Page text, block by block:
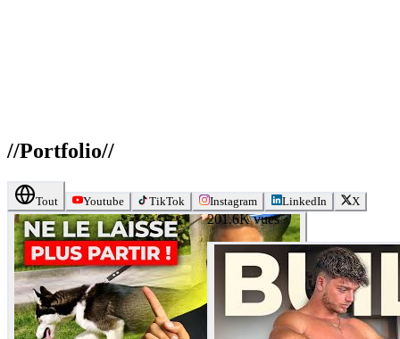
//Portfolio//
Tout Youtube TikTok Instagram LinkedIn X
201.6K vues